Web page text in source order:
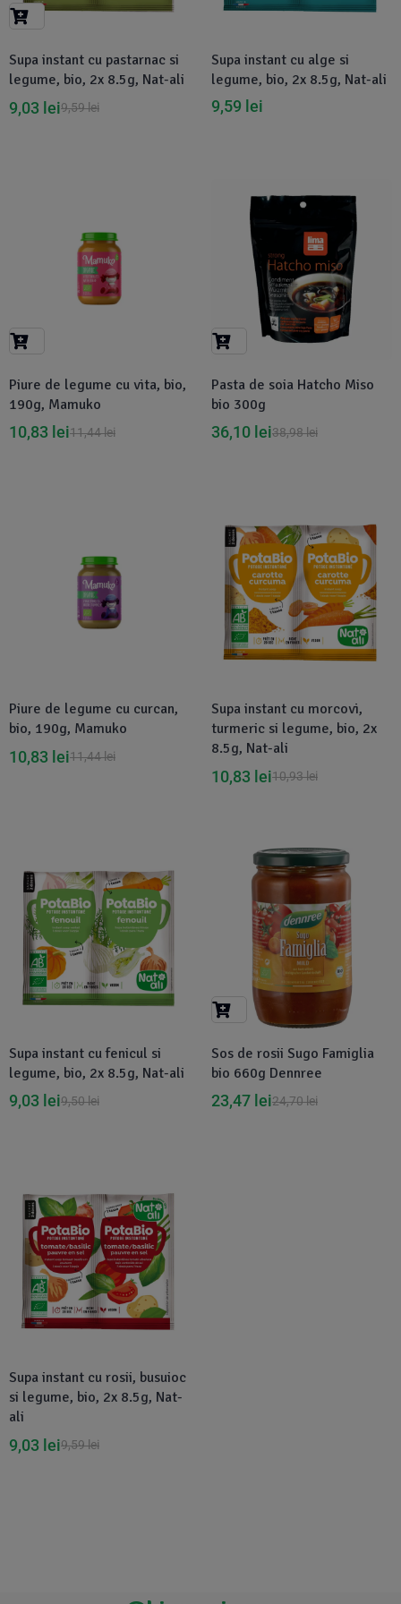
Suplimente Vegetale
Vitamine & Minerale (30)
Supa instant cu pastarnac si
legume, bio, 2x 8.5g, Nat-ali
9,59lei
9,03 lei
Supa instant cu alge si
legume, bio, 2x 8.5g, Nat-ali
9,59 lei
Piure de legume cu vita, bio,
190g, Mamuko
11,44lei
10,83 lei
Pasta de soia Hatcho Miso
bio 300g
38,98lei
36,10 lei
Piure de legume cu curcan,
bio, 190g, Mamuko
11,44lei
10,83 lei
Disponibil in 1-2 zile
Supa instant cu morcovi,
turmeric si legume, bio, 2x
8.5g, Nat-ali
10,93lei
10,83 lei
Disponibil in 1-2 zile
Supa instant cu fenicul si
legume, bio, 2x 8.5g, Nat-ali
9,50lei
9,03 lei
Sos de rosii Sugo Famiglia
bio 660g Dennree
24,70lei
23,47 lei
Disponibil in 1-2 zile
Supa instant cu rosii, busuioc
si legume, bio, 2x 8.5g, Nat-
ali
9,59lei
9,03 lei